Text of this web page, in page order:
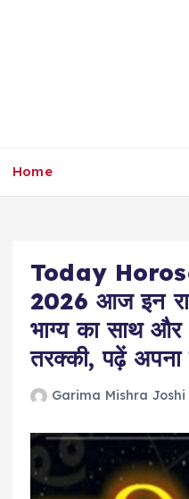
Home
Today
2026 आज इन
भाग्य का साथ
तरक्की, पढ़ें
Garima Mishra Joshi